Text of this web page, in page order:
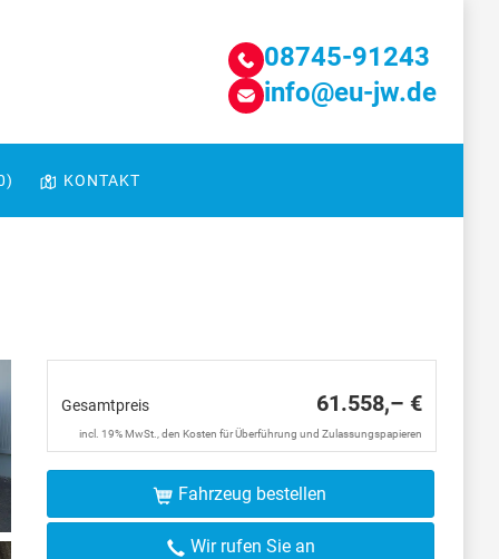
08745-91243
info@eu-jw.de
) KONTAKT
Gesamtpreis 61.558,– €
incl. 19% MwSt., den Kosten für Überführung und Zulassungspapieren
Fahrzeug bestellen
Wir rufen Sie an